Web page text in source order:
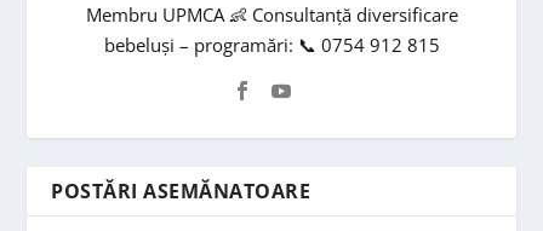
Membru UPMCA 👶 Consultanță diversificare
bebeluși – programări: 📞 0754 912 815
POSTĂRI ASEMĂNATOARE